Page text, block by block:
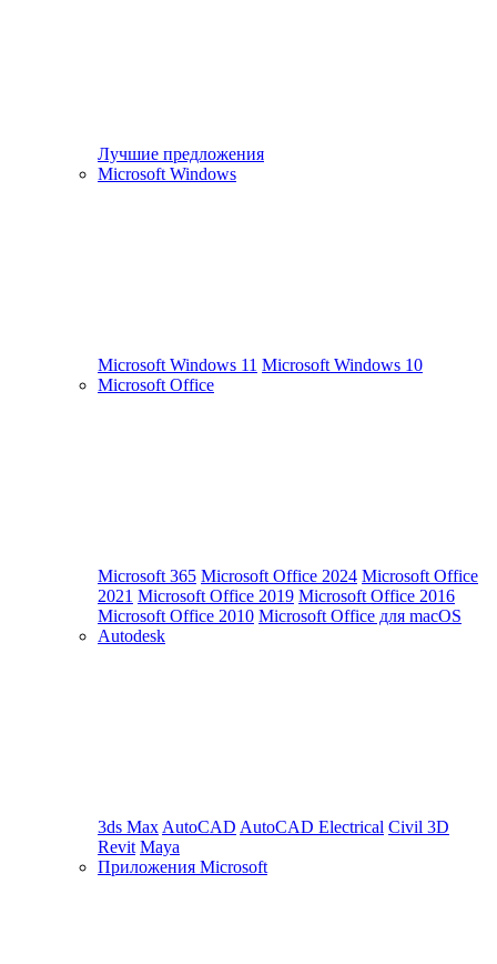
Лучшие предложения
Microsoft Windows
Microsoft Windows 11 Microsoft Windows 10
Microsoft Office
Microsoft 365 Microsoft Office 2024 Microsoft Office
2021 Microsoft Office 2019 Microsoft Office 2016
Microsoft Office 2010 Microsoft Office для macOS
Autodesk
3ds Max AutoCAD AutoCAD Electrical Civil 3D
Revit Maya
Приложения Microsoft